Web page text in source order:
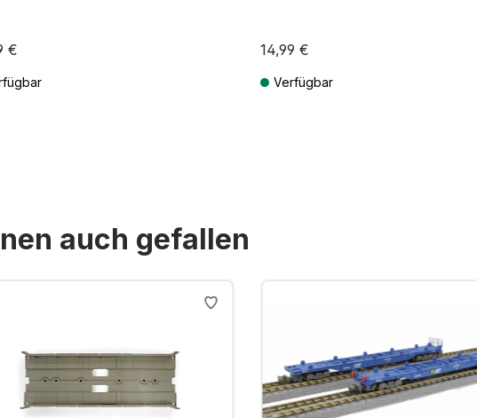
€ 14,99 €
Verfügbar
auch gefallen